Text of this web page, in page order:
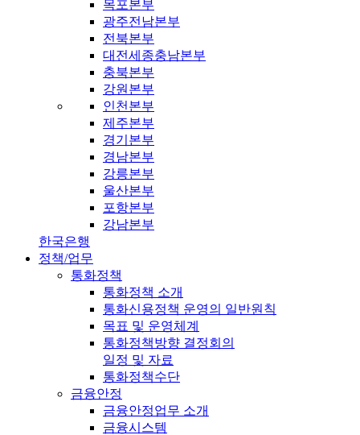
목포본부
광주전남본부
전북본부
대전세종충남본부
충북본부
강원본부
인천본부
제주본부
경기본부
경남본부
강릉본부
울산본부
포항본부
강남본부
한국은행
정책/업무
통화정책
통화정책 소개
통화신용정책 운영의 일반원칙
목표 및 운영체계
통화정책방향 결정회의
일정 및 자료
통화정책수단
금융안정
금융안정업무 소개
금융시스템